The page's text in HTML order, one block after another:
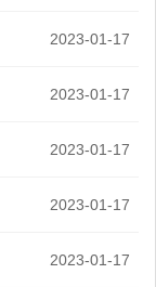
2023-01-17
2023-01-17
2023-01-17
2023-01-17
2023-01-17